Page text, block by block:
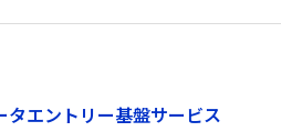
タエントリー基盤サービス